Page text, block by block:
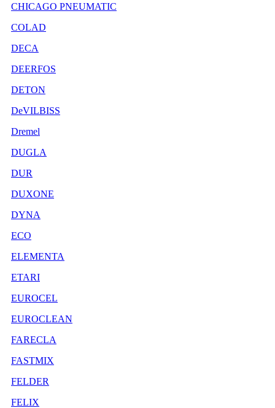
CHICAGO PNEUMATIC
COLAD
DECA
DEERFOS
DETON
DeVILBISS
Dremel
DUGLA
DUR
DUXONE
DYNA
ECO
ELEMENTA
ETARI
EUROCEL
EUROCLEAN
FARECLA
FASTMIX
FELDER
FELIX